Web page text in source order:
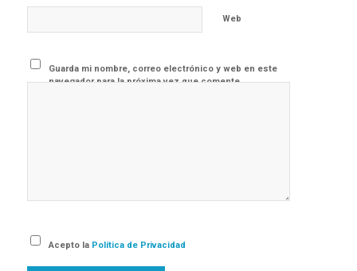
Web
Guarda mi nombre, correo electrónico y web en este
navegador para la próxima vez que comente.
Acepto la Política de Privacidad